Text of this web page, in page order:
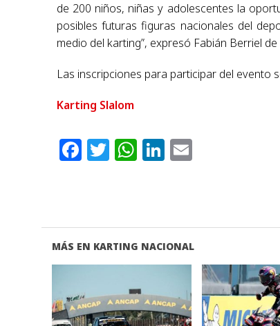
de 200 niños, niñas y adolescentes la
posibles futuras figuras nacionales del
medio del karting”, expresó Fabián Berriel
Las inscripciones para participar del evento
Karting Slalom
Facebook
Twitter
WhatsApp
LinkedIn
MÁS EN KARTING NACIONAL
VER NOTA VER